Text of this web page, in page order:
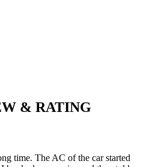
& RATING
time. The AC of the car started